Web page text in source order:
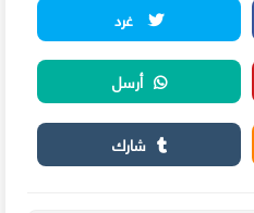
غرد
أرسل
شارك